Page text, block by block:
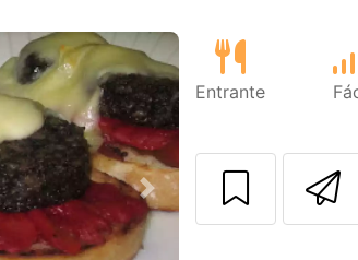
Siguiente
Entrante